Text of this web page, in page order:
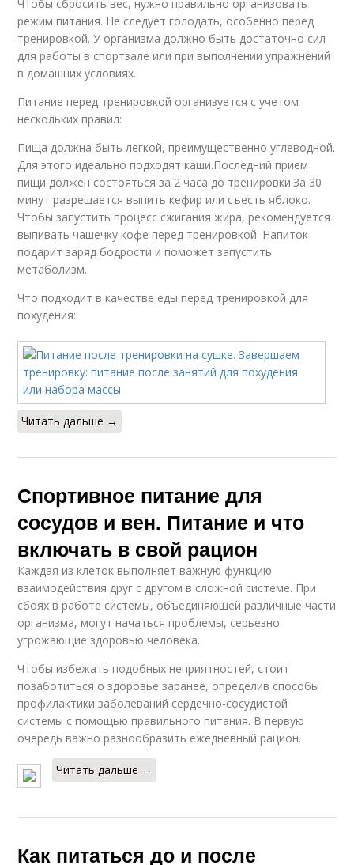
Чтобы сбросить вес, нужно правильно организовать
режим питания. Не следует голодать, особенно перед
тренировкой. У организма должно быть достаточно сил
для работы в спортзале или при выполнении упражнений
в домашних условиях.
Питание перед тренировкой организуется с учетом
нескольких правил:
Пища должна быть легкой, преимущественно углеводной.
Для этого идеально подходят каши.Последний прием
пищи должен состояться за 2 часа до тренировки.За 30
минут разрешается выпить кефир или съесть яблоко.
Чтобы запустить процесс сжигания жира, рекомендуется
выпивать чашечку кофе перед тренировкой. Напиток
подарит заряд бодрости и поможет запустить
метаболизм.
Что подходит в качестве еды перед тренировкой для
похудения:
Читать дальше →
Спортивное питание для
сосудов и вен. Питание и что
включать в свой рацион
Каждая из клеток выполняет важную функцию
взаимодействия друг с другом в сложной системе. При
сбоях в работе системы, объединяющей различные части
организма, могут начаться проблемы, серьезно
угрожающие здоровью человека.
Чтобы избежать подобных неприятностей, стоит
позаботиться о здоровье заранее, определив способы
профилактики заболеваний сердечно-сосудистой
системы с помощью правильного питания. В первую
очередь важно разнообразить ежедневный рацион.
Читать дальше →
Как питаться до и после